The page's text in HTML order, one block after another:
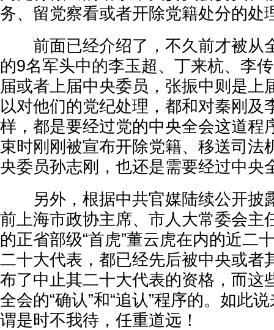
务、留党察看或者开除党籍处分的处
前面已经介绍了，不久前才被从
的9名军头中的李玉超、丁来杭、李
届或者上届中央委员，张振中则是上
以对他们的党纪处理，都和对秦刚及
样，都是要经过党的中央全会这道程
束时刚刚被宣布开除党籍、移送司法
央委员孙志刚，也还是需要经过中央
另外，根据中共官媒陆续公开披
前上海市政协主席、市人大常委会主
的正省部级“首虎”董云虎在内的近二
二十大代表，都已经先后被中央或者
布了中止其二十大代表的资格，而这
全会的“确认”和“追认”程序的。如此
谓是时不我待，任重道远！